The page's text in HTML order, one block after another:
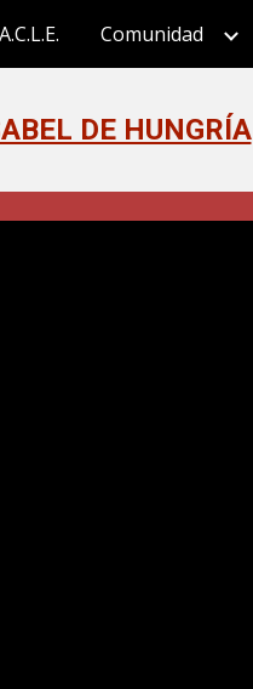
Skip to navigation
A.C.L.E. Comunidad
DE HUNGRÍA